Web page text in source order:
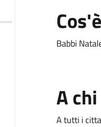
Cos'è
Babbi
A
A tutti i